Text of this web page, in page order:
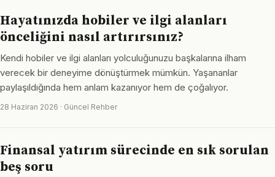
Hayatınızda hobiler ve ilgi alanları
önceliğini nasıl artırırsınız?
Kendi hobiler ve ilgi alanları yolculuğunuzu başkalarına ilham
verecek bir deneyime dönüştürmek mümkün. Yaşananlar
paylaşıldığında hem anlam kazanıyor hem de çoğalıyor.
28 Haziran 2026 · Güncel Rehber
Finansal yatırım sürecinde en sık sorulan
beş soru